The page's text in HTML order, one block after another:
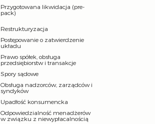
Przygotowana likwidacja (pre-
pack)
Restrukturyzacja
Postępowanie o zatwierdzenie
układu
Prawo spółek, obsługa
przedsiębiorstw i transakcje
Spory sądowe
Obsługa nadzorców, zarządców i
syndyków
Upadłość konsumencka
Odpowiedzialność menadżerów
w związku z niewypłacalnością